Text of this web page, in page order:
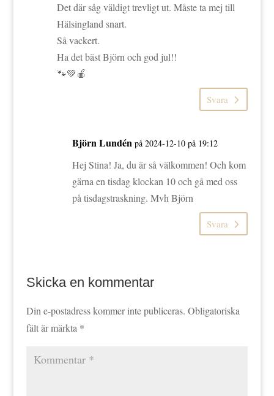
Det där såg väldigt trevligt ut. Måste ta mej till
Hälsingland snart.
Så vackert.
Ha det bäst Björn och god jul!!
🐾💚🍎
Svara
Björn Lundén på 2024-12-10 på 19:12
Hej Stina! Ja, du är så välkommen! Och kom
gärna en tisdag klockan 10 och gå med oss
på tisdagstraskning. Mvh Björn
Svara
Skicka en kommentar
Din e-postadress kommer inte publiceras. Obligatoriska
fält är märkta *